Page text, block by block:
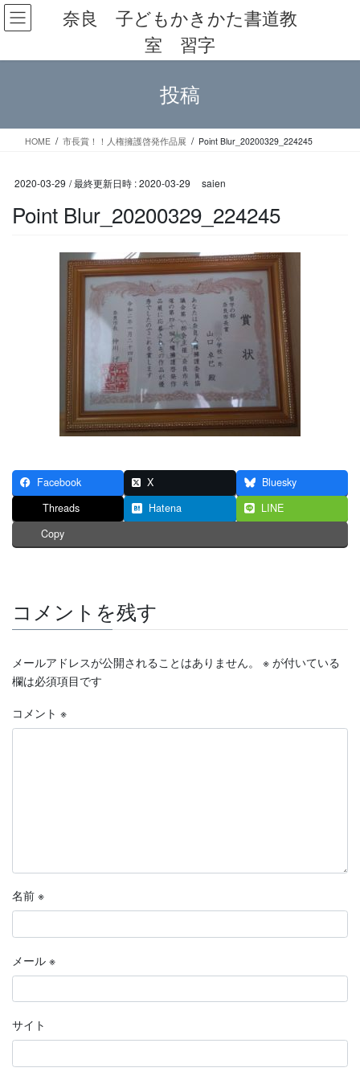
コ
ン
ン
キ
ナ
ビ
ー
に
奈良 子どもかきかた書道教
室 習字
投稿
HOME 市長賞！！人権擁護啓発作品展 Point Blur_20200329_224245
2020-03-29 / 最終更新日時 :2020-03-29 saien
Point Blur_20200329_224245
Facebook X
Bluesky
Threads
Hatena
LINE
Copy
コメントを残す
メールアドレスが公開されることはありません。 ※ が付いている
欄は必須項目です
コメント ※
名前 ※
メール ※
サイト